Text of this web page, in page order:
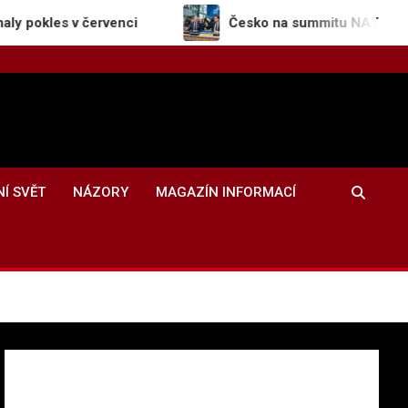
Česko na summitu NATO potvrdilo
SVĚT NÁZORY MAGAZÍN INFORMACÍ